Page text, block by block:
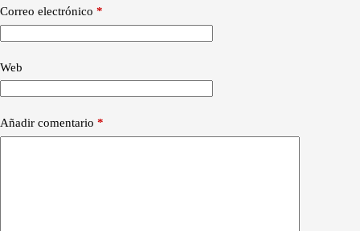
Correo electrónico *
Web
Añadir comentario *